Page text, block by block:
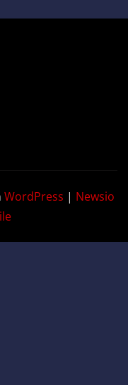
WordPress | Newsio